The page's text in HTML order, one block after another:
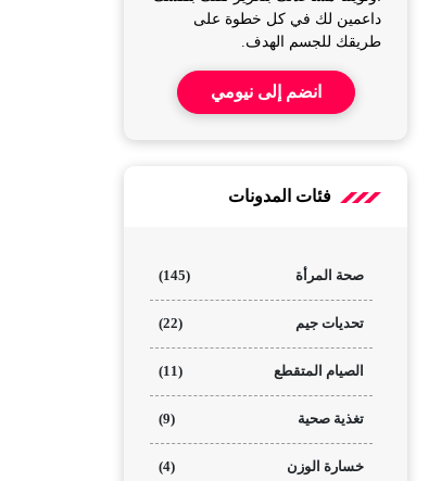
داعمين لك في كل خطوة على
طريقك للجسم الهدف.
انضم إلى نيومي
فئات المدونات
صحة المرأة (145)
تحديات جيم (22)
الصيام المتقطع (11)
تغذية صحية (9)
خسارة الوزن (4)